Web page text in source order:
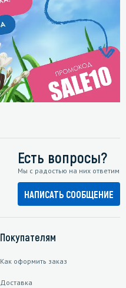
Есть вопросы?
Мы с радостью на них ответим
НАПИСАТЬ СООБЩЕНИЕ
Покупателям
Как оформить заказ
Доставка